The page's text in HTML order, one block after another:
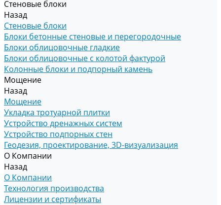
Стеновые блоки
Назад
Стеновые блоки
Блоки бетонные стеновые и перегородочные
Блоки облицовочные гладкие
Блоки облицовочные с колотой фактурой
Колонные блоки и подпорный камень
Мощение
Назад
Мощение
Укладка тротуарной плитки
Устройство дренажных систем
Устройство подпорных стен
Геодезия, проектирование, 3D-визуализация
О Компании
Назад
О Компании
Технология производства
Лицензии и сертификаты